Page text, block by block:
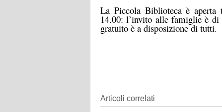
La Piccola Biblioteca è
14.00: l’invito alle famiglie è
gratuito è a disposizione di tutti.
Articoli correlati